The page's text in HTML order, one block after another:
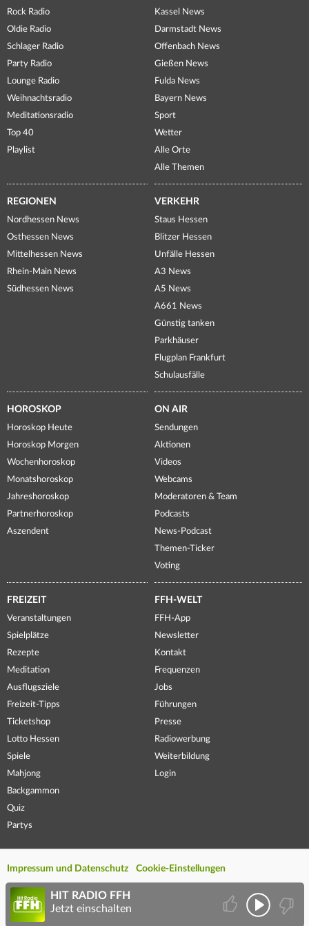
Rock Radio
Oldie Radio
Schlager Radio
Party Radio
Lounge Radio
Weihnachtsradio
Meditationsradio
Top 40
Playlist
Kassel News
Darmstadt News
Offenbach News
Gießen News
Fulda News
Bayern News
Sport
Wetter
Alle Orte
Alle Themen
REGIONEN
Nordhessen News
Osthessen News
Mittelhessen News
Rhein-Main News
Südhessen News
VERKEHR
Staus Hessen
Blitzer Hessen
Unfälle Hessen
A3 News
A5 News
A661 News
Günstig tanken
Parkhäuser
Flugplan Frankfurt
Schulausfälle
HOROSKOP
Horoskop Heute
Horoskop Morgen
Wochenhoroskop
Monatshoroskop
Jahreshoroskop
Partnerhoroskop
Aszendent
ON AIR
Sendungen
Aktionen
Videos
Webcams
Moderatoren & Team
Podcasts
News-Podcast
Themen-Ticker
Voting
FREIZEIT
Veranstaltungen
Spielplätze
Rezepte
Meditation
Ausflugsziele
Freizeit-Tipps
Ticketshop
Lotto Hessen
Spiele
Mahjong
Backgammon
Quiz
Partys
FFH-WELT
FFH-App
Newsletter
Kontakt
Frequenzen
Jobs
Führungen
Presse
Radiowerbung
Weiterbildung
Login
Impressum und Datenschutz Cookie-Einstellungen
HIT RADIO FFH
Jetzt einschalten